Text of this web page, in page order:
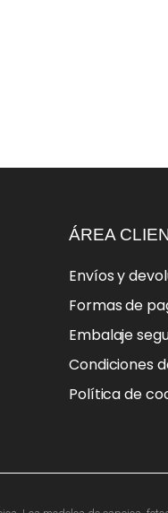
ÁREA
Envíos y
Formas de
Embalaje
Condiciones
Política de